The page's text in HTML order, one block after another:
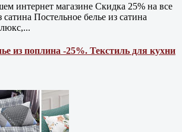
интернет магазине Cкидка 25% на все
сатина Постельное белье из сатина
из поплина -25%. Текстиль для кухни